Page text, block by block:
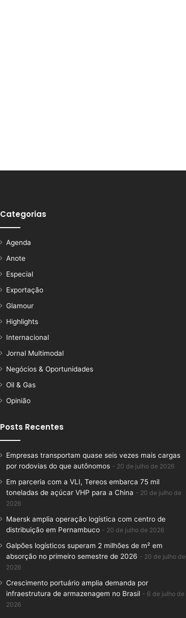
Categorias
Agenda
Anote
Especial
Exportação
Glamour
Highlights
Internacional
Jornal Multimodal
Negócios & Oportunidades
Oil & Gas
Opinião
Posts Recentes
Empresas transportam quase seis vezes mais cargas
por rodovias do que autônomos
20 de julho de 2026
Em parceria com a VLI, Tereos embarca 75 mil
toneladas de açúcar VHP para a China
20 de julho de
2026
Maersk amplia operação logística com centro de
distribuição em Pernambuco
20 de julho de 2026
Galpões logísticos superam 2 milhões de m² em
absorção no primeiro semestre de 2026
20 de julho de
2026
Crescimento portuário amplia demanda por
infraestrutura de armazenagem no Brasil
6 de julho de
2026